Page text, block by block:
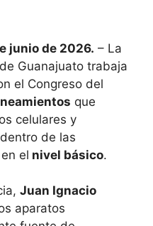
junio de 2026. – La
Guanajuato trabaja
el Congreso del
que
celulares y
de las
el nivel básico.
Juan Ignacio
aparatos